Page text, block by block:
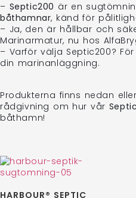
– Septic200 är en
båthamnar, känd för
– Ja, den är hållbar och
Marinarmatur, nu hos
– Varför välja Septic200?
din marinanläggning.
Produkterna finns nedan eller
rådgivning om hur vår
båthamn!
HARBOUR® SEPTIC